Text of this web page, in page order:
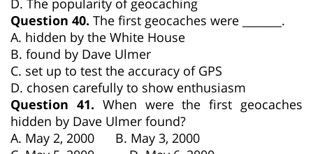
Question 40. The first geocaches were _______.
A. hidden by the White House
B. found by Dave Ulmer
C. set up to test the accuracy of GPS
D. chosen carefully to show enthusiasm
Question 41. When were the first geocaches
hidden by Dave Ulmer found?
A. May 2, 2000 B. May 3, 2000